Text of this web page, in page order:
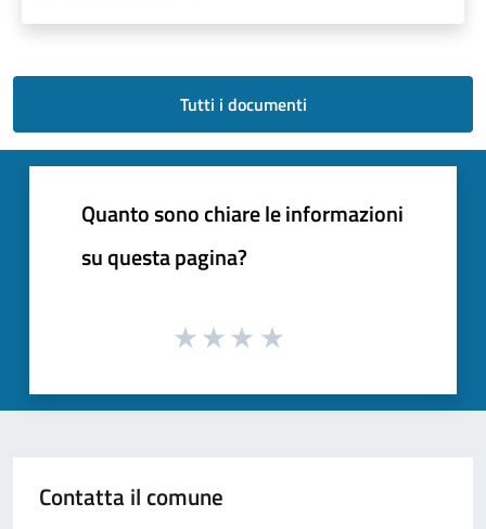
Tutti i documenti
Quanto sono chiare le informazioni
su questa pagina?
Contatta il comune